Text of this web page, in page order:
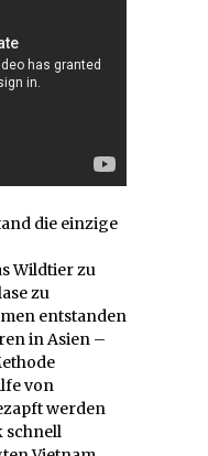
die einzige
Wildtier zu
zu
entstanden
in Asien –
von
werden
schnell